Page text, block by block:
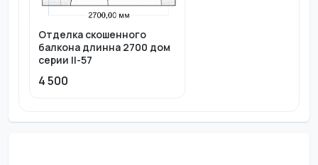
Отделка cкошенного
балкона длинна 2700 дом
серии II-57
4 500